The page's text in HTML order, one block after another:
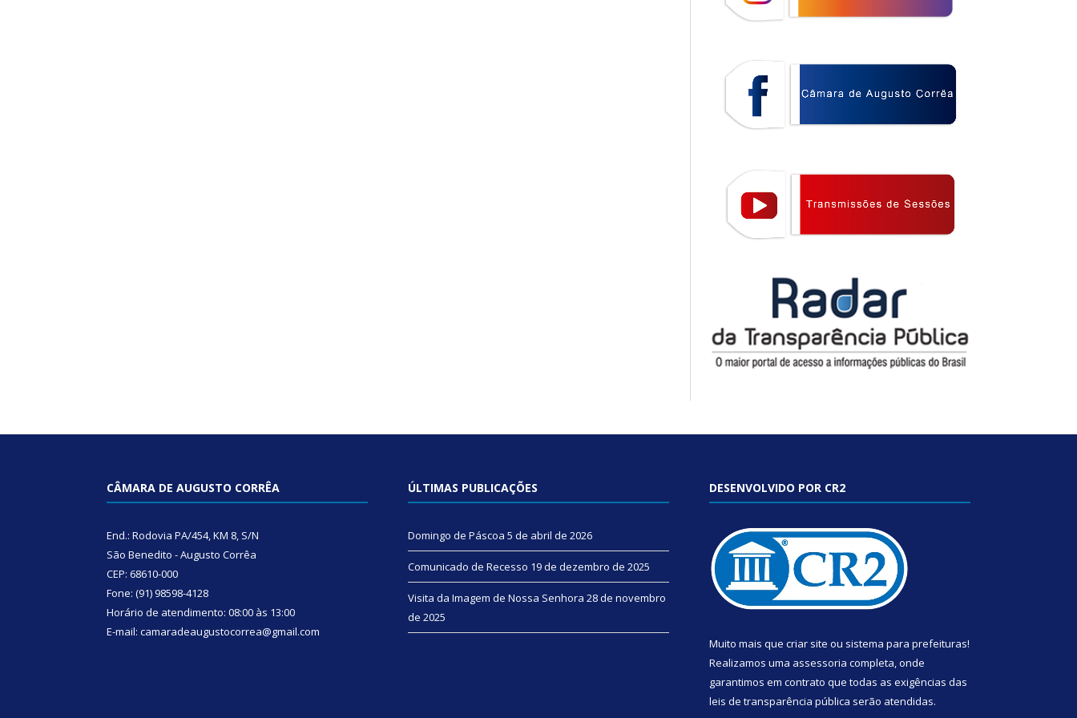
CÂMARA DE AUGUSTO CORRÊA
End.: Rodovia PA/454, KM 8, S/N
São Benedito - Augusto Corrêa
CEP: 68610-000
Fone: (91) 98598-4128
Horário de atendimento: 08:00 às 13:00
E-mail: camaradeaugustocorrea@gmail.com
ÚLTIMAS PUBLICAÇÕES
Domingo de Páscoa 5 de abril de 2026
Comunicado de Recesso 19 de dezembro de 2025
Visita da Imagem de Nossa Senhora 28 de novembro
de 2025
DESENVOLVIDO POR CR2
Muito mais que criar site ou sistema para prefeituras!
Realizamos uma assessoria completa, onde
garantimos em contrato que todas as exigências das
leis de transparência pública serão atendidas.